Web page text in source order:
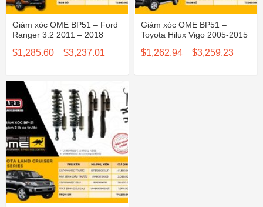
Giảm xóc OME BP51 – Ford
Ranger 3.2 2011 – 2018
$1,285.60 – $3,237.01
$1,285.60
$3,237.01
Giảm xóc OME BP51 –
Toyota Hilux Vigo 2005-2015
$1,262.94 – $3,259.23